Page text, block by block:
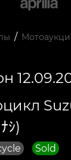
/
ｼ)
Sold